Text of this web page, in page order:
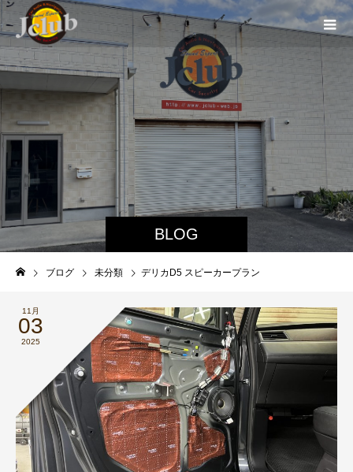
BLOG
ブログ 未分類 デリカD5 スピーカープラン
11月
03
2025